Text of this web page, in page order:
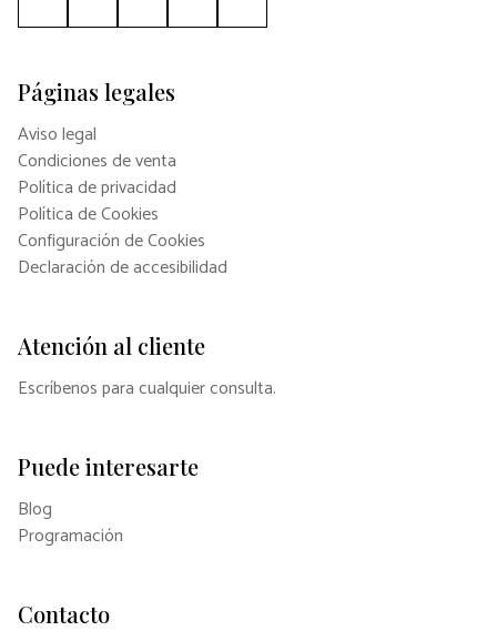
Páginas legales
Aviso legal
Condiciones de venta
Política de privacidad
Política de Cookies
Configuración de Cookies
Declaración de accesibilidad
Atención al cliente
Escríbenos para cualquier consulta.
Puede interesarte
Blog
Programación
Contacto